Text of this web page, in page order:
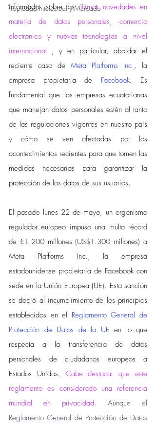
Propiedad Intelectual y Mercado
informados sobre las últimas novedades en
materia de datos personales, comercio
electrónico y nuevas tecnologías a nivel
internacional , y en particular, abordar el
reciente caso de Meta Platforms Inc., la
empresa propietaria de Facebook. Es
fundamental que las empresas ecuatorianas
que manejan datos personales estén al tanto
de las regulaciones vigentes en nuestro país
y cómo se ven afectadas por los
acontecimientos recientes para que tomen las
medidas necesarias para garantizar la
protección de los datos de sus usuarios.
El pasado lunes 22 de mayo, un organismo
regulador europeo impuso una multa récord
de €1.200 millones (US$1.300 millones) a
Meta Platforms Inc., la empresa
estadounidense propietaria de Facebook con
sede en la Unión Europea (UE). Esta sanción
se debió al incumplimiento de los principios
establecidos en el Reglamento General de
Protección de Datos de la UE en lo que
respecta a la transferencia de datos
personales de ciudadanos europeos a
Estados Unidos. Cabe destacar que este
reglamento es considerado una referencia
mundial
en privacidad. Aunque el
Reglamento General de Protección de Datos